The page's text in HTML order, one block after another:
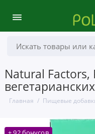
Natural Factors,
Главная Пищевые